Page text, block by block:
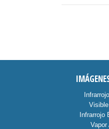
Infrarrojo
Vapor